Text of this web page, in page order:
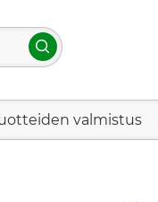
Hae
valmistus